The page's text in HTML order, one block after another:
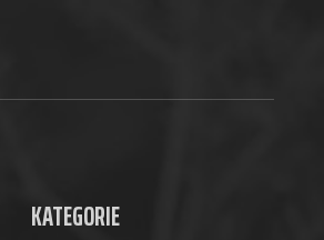
KATEGORIE